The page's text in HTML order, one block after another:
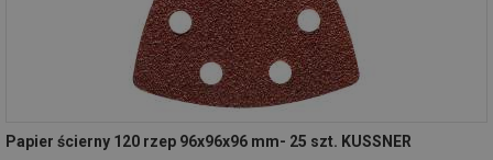
Papier ścierny 120 rzep 96x96x96 mm- 25 szt. KUSSNER